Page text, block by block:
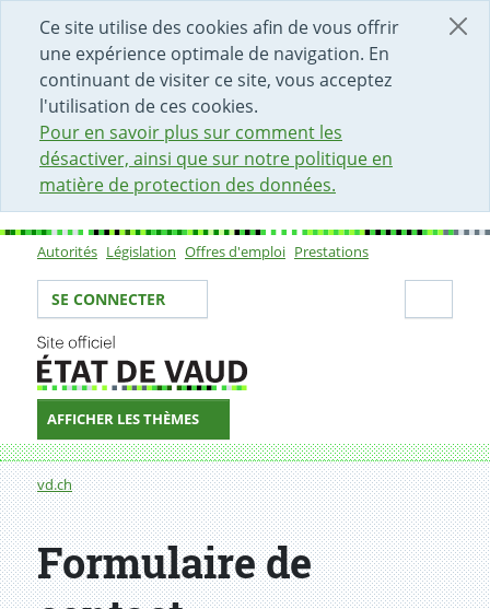
Ce site utilise des cookies afin de vous offrir
une expérience optimale de navigation. En
continuant de visiter ce site, vous acceptez
l'utilisation de ces cookies.
Pour en savoir plus sur comment les
désactiver, ainsi que sur notre politique en
matière de protection des données.
DÉBUT DU CONTENU DE LA PAGE
ACCÈS AU CHAMP DE RECHERCHE
PAGE D'ACCUEIL
FORMULAIRE DE CONTACT
Sous-navigation
Autorités Législation Offres d'emploi Prestations
Votre identité
SE CONNECTER
AFFICHER LES THÈMES
Fil d'Ariane
vd.ch
Formulaire de contact
Formulaire de